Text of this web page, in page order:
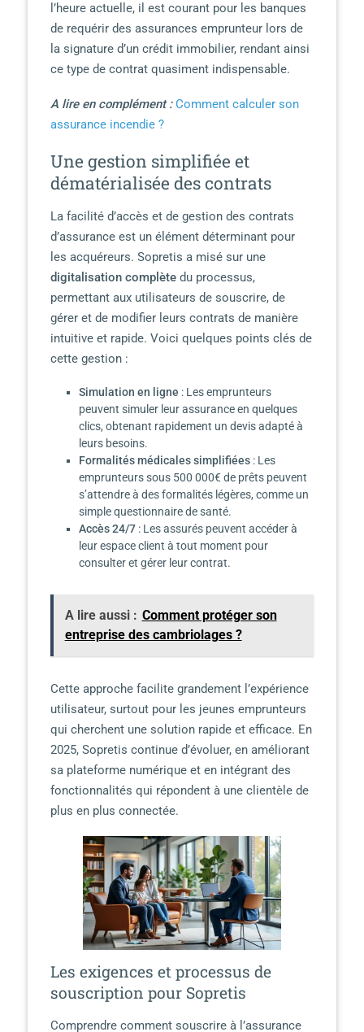
l’heure actuelle, il est courant pour les banques
de requérir des assurances emprunteur lors de
la signature d’un crédit immobilier, rendant ainsi
ce type de contrat quasiment indispensable.
A lire en complément : Comment calculer son
assurance incendie ?
Une gestion simplifiée et
dématérialisée des contrats
La facilité d’accès et de gestion des contrats
d’assurance est un élément déterminant pour
les acquéreurs. Sopretis a misé sur une
digitalisation complètedu processus,
permettant aux utilisateurs de souscrire, de
gérer et de modifier leurs contrats de manière
intuitive et rapide. Voici quelques points clés de
cette gestion :
Simulation en ligne : Les emprunteurs
peuvent simuler leur assurance en quelques
clics, obtenant rapidement un devis adapté à
leurs besoins.
Formalités médicales simplifiées: Les
emprunteurs sous 500 000€ de prêts peuvent
s’attendre à des formalités légères, comme un
simple questionnaire de santé.
Accès 24/7: Les assurés peuvent accéder à
leur espace client à tout moment pour
consulter et gérer leur contrat.
A lire aussi : Comment protéger son
entreprise des cambriolages ?
Cette approche facilite grandement l’expérience
utilisateur, surtout pour les jeunes emprunteurs
qui cherchent une solution rapide et efficace. En
2025, Sopretis continue d’évoluer, en améliorant
sa plateforme numérique et en intégrant des
fonctionnalités qui répondent à une clientèle de
plus en plus connectée.
Les exigences et processus de
souscription pour Sopretis
Comprendre comment souscrire à l’assurance